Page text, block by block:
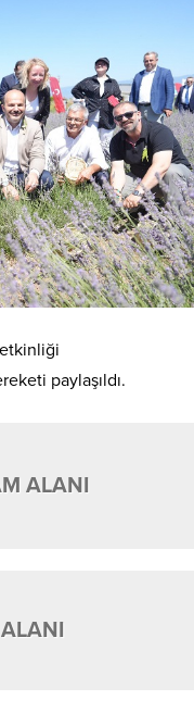
paylaşıldı.
ALANI